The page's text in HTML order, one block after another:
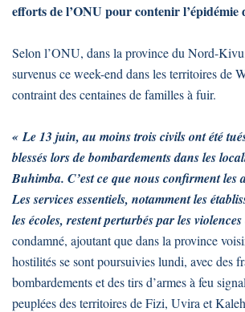
efforts de l’ONU pour contenir l’épidémie
Selon l’ONU, dans la province du Nord-
survenus ce week-end dans les territoires de
contraint des centaines de familles à fuir.
« Le 13 juin, au moins trois civils ont été
blessés lors de bombardements dans les
Buhimba. C’est ce que nous confirment les
Les services essentiels, notamment les
les écoles, restent perturbés par les
condamné, ajoutant que dans la province
hostilités se sont poursuivies lundi, avec des
bombardements et des tirs d’armes à feu
peuplées des territoires de Fizi, Uvira et